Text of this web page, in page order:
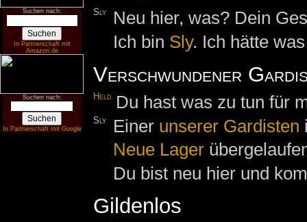
Suchen nach:
In Partnerschaft mit
Amazon.de
Suchen nach:
In Partnerschaft mit Google
Sly
Neu hier, was? Dein
Ich bin Sly. Ich hätte
Verschwundener
Held Du hast was zu tun für
Sly Einer unserer Gardisten
Neue Lager
Du bist neu hier und
Gildenlos